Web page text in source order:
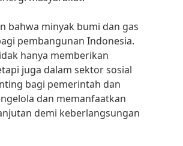
bahwa minyak bumi dan gas
pembangunan Indonesia.
hanya memberikan
juga dalam sektor sosial
bagi pemerintah dan
dan memanfaatkan
demi keberlangsungan